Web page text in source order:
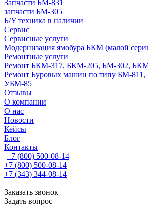
Запчасти БМ-831
запчасти БМ-305
Б/У техника в наличии
Сервис
Сервисные услуги
Модернизация ямобура БКМ (малой
Ремонтные услуги
Ремонт БКМ-317, БКМ-205, БМ-302,
Ремонт Буровых машин по типу БМ-
УБМ-85
Отзывы
О компании
О нас
Новости
Кейсы
Блог
Контакты
+7 (800) 500-08-14
+7 (800) 500-08-14
+7 (343) 344-08-14
Заказать звонок
Задать вопрос